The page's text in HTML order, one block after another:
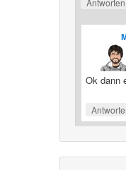
Antworten
Ok dann